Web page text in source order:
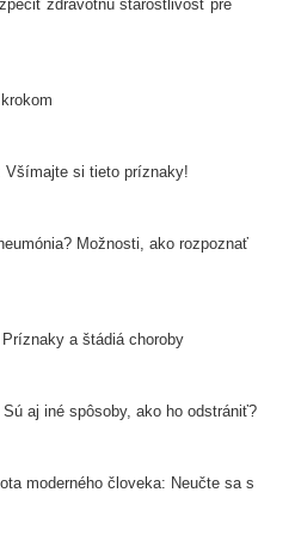
zdravotnú starostlivosť pre
Všímajte si tieto príznaky!
Možnosti, ako rozpoznať
a štádiá choroby
aj iné spôsoby, ako ho odstrániť?
moderného človeka: Neučte sa s